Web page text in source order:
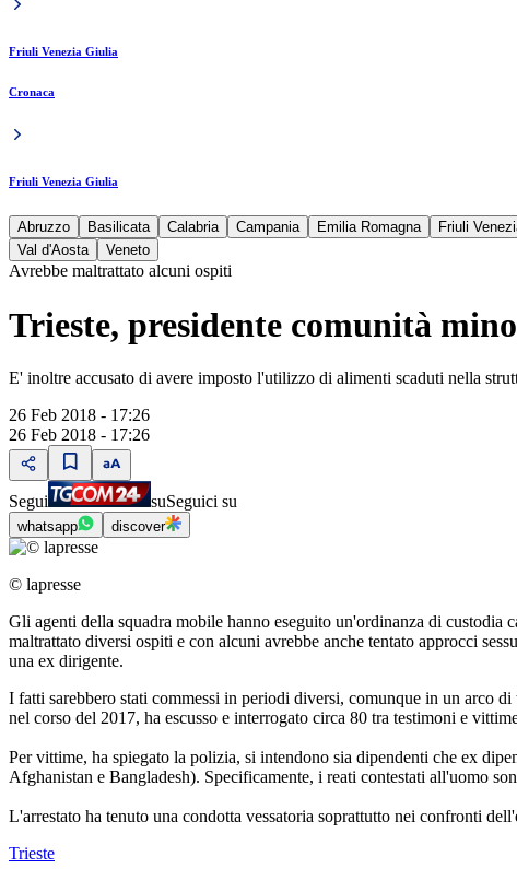
Friuli Venezia Giulia
Cronaca
Friuli Venezia Giulia
Abruzzo Basilicata Calabria Campania Emilia Romagna Friuli
Val d'Aosta
Veneto
Avrebbe maltrattato alcuni ospiti
Trieste, presidente comunità
E' inoltre accusato di avere imposto l'utilizzo di alimenti scaduti nella
26 Feb 2018 - 17:26
26 Feb 2018 - 17:26
Segui suSeguici su
whatsapp discover
© lapresse
Gli agenti della squadra mobile hanno eseguito un'ordinanza di
maltrattato diversi ospiti e con alcuni avrebbe anche tentato approcci
una ex dirigente.
I fatti sarebbero stati commessi in periodi diversi, comunque in un arco
nel corso del 2017, ha escusso e interrogato circa 80 tra testimoni e
Per vittime, ha spiegato la polizia, si intendono sia dipendenti che ex
Afghanistan e Bangladesh). Specificamente, i reati contestati all'uomo
L'arrestato ha tenuto una condotta vessatoria soprattutto nei confronti
Trieste